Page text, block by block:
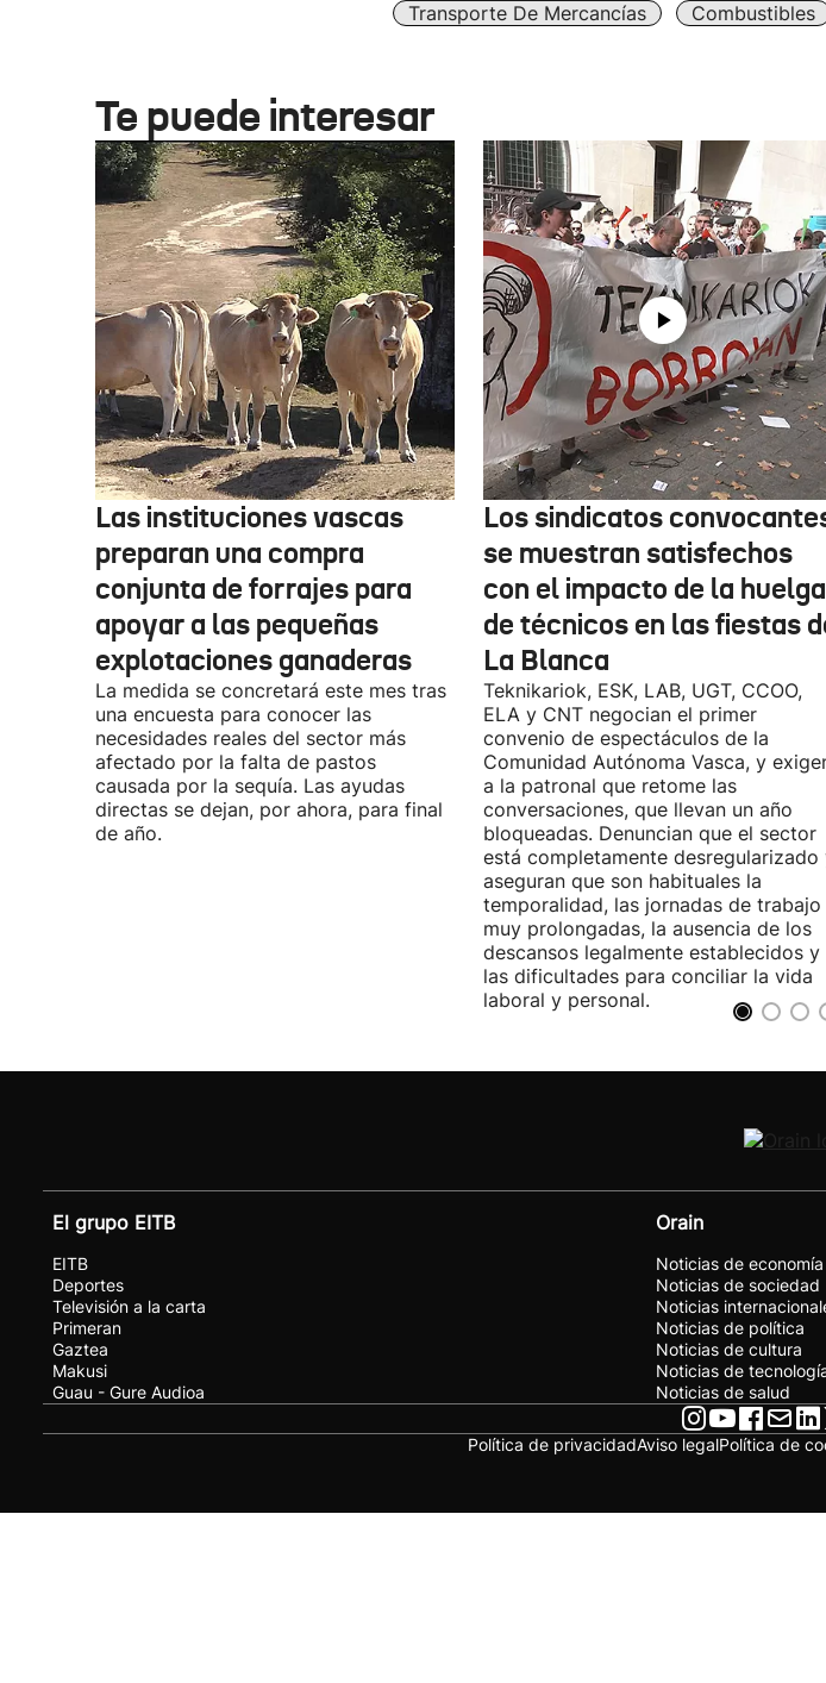
Transporte De Mercancías
Combustibles
Te puede interesar
Las instituciones vascas
preparan una compra
conjunta de forrajes para
apoyar a las pequeñas
explotaciones ganaderas
La medida se concretará este mes tras
una encuesta para conocer las
necesidades reales del sector más
afectado por la falta de pastos
causada por la sequía. Las ayudas
directas se dejan, por ahora, para final
de año.
Los sindicatos
se muestran satisfechos
con el impacto de la huelga
de técnicos en las fiestas
La Blanca
Teknikariok, ESK, LAB, UGT, CCOO,
ELA y CNT negocian el primer
convenio de espectáculos de la
Comunidad Autónoma Vasca, y
a la patronal que retome las
conversaciones, que llevan un año
bloqueadas. Denuncian que el sector
está completamente desregularizado
aseguran que son habituales la
temporalidad, las jornadas de trabajo
muy prolongadas, la ausencia de los
descansos legalmente establecidos y
las dificultades para conciliar la vida
laboral y personal.
El grupo EITB
EITB
Deportes
Televisión a la carta
Primeran
Gaztea
Makusi
Guau - Gure Audioa
Orain
Noticias de economía
Noticias de sociedad
Noticias
Noticias de política
Noticias de cultura
Noticias de
Noticias de salud
Política de privacidadAviso legalPolítica de